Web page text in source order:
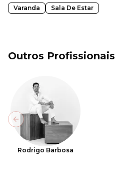
Varanda Sala De Estar
Outros Profissionais
Rodrigo Barbosa
Previous slide